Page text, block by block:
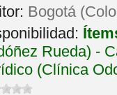
Bogotá
Rueda) -
(Clínica